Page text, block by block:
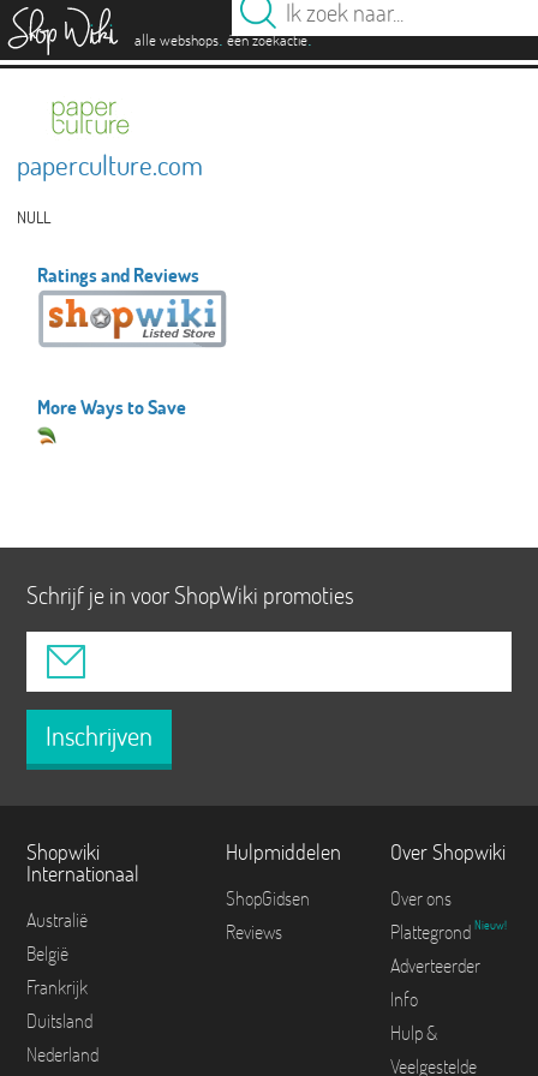
alle webshops. één zoekactie.
paperculture.com
NULL
Ratings and Reviews
More Ways to Save
Schrijf je in voor ShopWiki promoties
Inschrijven
Shopwiki
Internationaal
Australië
België
Frankrijk
Duitsland
Nederland
Hulpmiddelen
ShopGidsen
Reviews
Over Shopwiki
Over ons
Plattegrond Nieuw!
Adverteerder
Info
Hulp &
Veelgestelde